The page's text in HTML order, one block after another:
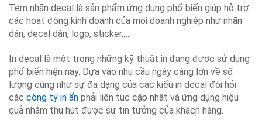
Tem nhãn decal là sản phẩm ứng dụng phổ biến giúp hỗ trợ
các hoạt động kinh doanh của mọi doanh nghiệp như nhãn
dán, decal dán, logo, sticker,….
In decal là một trong những kỹ thuật in đang được sử dụng
phổ biến hiện nay. Dựa vào nhu cầu ngày càng lớn về số
lượng cũng như sự đa dạng của các kiểu in decal đòi hỏi
các công ty in ấn phải liên tục cập nhật và ứng dụng hiệu
quả nhằm thu hút được sự tin tưởng của khách hàng.